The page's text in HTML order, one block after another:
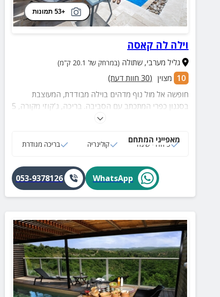
+53 תמונות
וילה לה קאסה
גליל מערבי,שתולה (במרחק של 20.1 ק"מ)
10 מצוין (
30 חוות דעת)
חופשה אל מול נוף מדהים בוילה מבודדת, המעוצבת
בסגנון כפרי המתכתב עם הסביבה. בריכה, ג'קוזי מקורה, 5
חדרי שינה, חצר מטופחת, פינות ישיבה נעימות ועוד!
מאפייני המתחם
5 חדרי שינה קולינריה בריכה מגודרת
WhatsApp
053-9378126